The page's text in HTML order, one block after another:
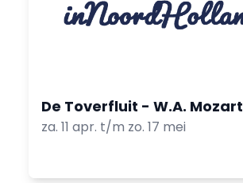
De Toverfluit - W.A. Mozart
za. 11 apr. t/m zo. 17 mei